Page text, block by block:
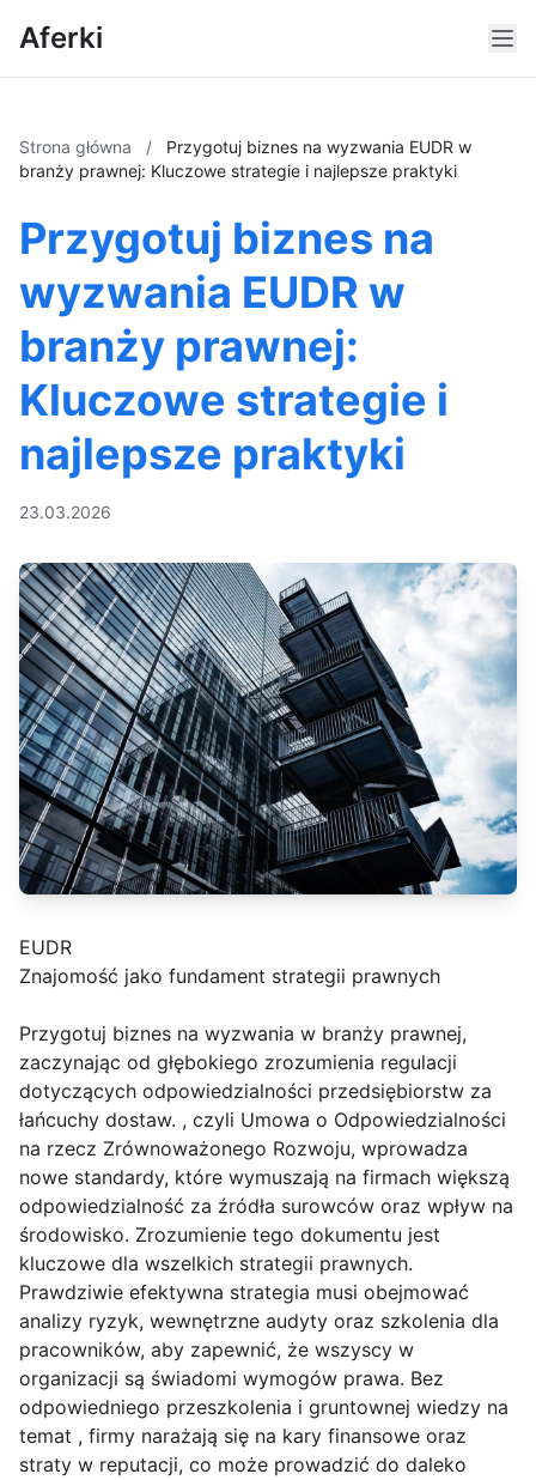
Aferki
Strona główna /
Przygotuj biznes na wyzwania EUDR w
branży prawnej: Kluczowe strategie i najlepsze praktyki
Przygotuj biznes na
wyzwania EUDR w
branży prawnej:
Kluczowe strategie i
najlepsze praktyki
23.03.2026
EUDR
Znajomość jako fundament strategii prawnych
Przygotuj biznes na wyzwania w branży prawnej,
zaczynając od głębokiego zrozumienia regulacji
dotyczących odpowiedzialności przedsiębiorstw za
łańcuchy dostaw. , czyli Umowa o Odpowiedzialności
na rzecz Zrównoważonego Rozwoju, wprowadza
nowe standardy, które wymuszają na firmach większą
odpowiedzialność za źródła surowców oraz wpływ na
środowisko. Zrozumienie tego dokumentu jest
kluczowe dla wszelkich strategii prawnych.
Prawdziwie efektywna strategia musi obejmować
analizy ryzyk, wewnętrzne audyty oraz szkolenia dla
pracowników, aby zapewnić, że wszyscy w
organizacji są świadomi wymogów prawa. Bez
odpowiedniego przeszkolenia i gruntownej wiedzy na
temat , firmy narażają się na kary finansowe oraz
straty w reputacji, co może prowadzić do daleko